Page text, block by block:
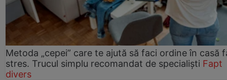
Metoda „cepei” care te ajută să faci ordine în casă
stres. Trucul simplu recomandat de specialiști Fapt
divers